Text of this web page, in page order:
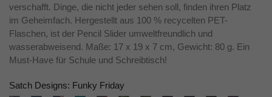
verschafft. Dinge, die nicht jeder sehen soll, finden ihren Platz
im Geheimfach. Hergestellt aus 100 % recycelten PET-
Flaschen, ist der Pencil Slider umweltfreundlich und
wasserabweisend. Maße: 17 x 19 x 7 cm, Gewicht: 80 g. Ein
Must-Have für Schule und Schreibtisch!
Satch Designs: Funky Friday